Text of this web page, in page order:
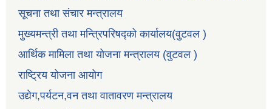
सूचना तथा संचार मन्त्रालय
मुख्यमन्त्री तथा मन्त्रिपरिषद्को कार्यालय(वुटवल )
आर्थिक मामिला तथा योजना मन्त्रालय (वुटवल )
राष्ट्रिय योजना आयोग
उद्येग,पर्यटन,वन तथा वातावरण मन्त्रालय